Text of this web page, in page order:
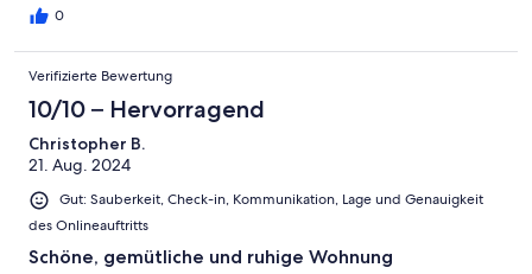
0
Verifizierte Bewertung
10/10 – Hervorragend
Christopher B.
21. Aug. 2024
Gut: Sauberkeit, Check-in, Kommunikation, Lage und Genauigkeit
des Onlineauftritts
Schöne, gemütliche und ruhige Wohnung